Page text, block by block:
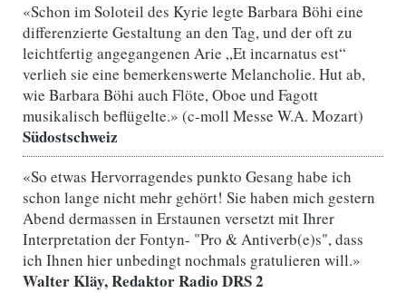
«Schon im Soloteil des Kyrie legte Barbara Böhi eine
differenzierte Gestaltung an den Tag, und der oft zu
leichtfertig angegangenen Arie „Et incarnatus est“
verlieh sie eine bemerkenswerte Melancholie. Hut ab,
wie Barbara Böhi auch Flöte, Oboe und Fagott
musikalisch beflügelte.» (c-moll Messe W.A. Mozart)
Südostschweiz
«So etwas Hervorragendes punkto Gesang habe ich
schon lange nicht mehr gehört! Sie haben mich gestern
Abend dermassen in Erstaunen versetzt mit Ihrer
Interpretation der Fontyn- "Pro & Antiverb(e)s", dass
ich Ihnen hier unbedingt nochmals gratulieren will.»
Walter Kläy, Redaktor Radio DRS 2